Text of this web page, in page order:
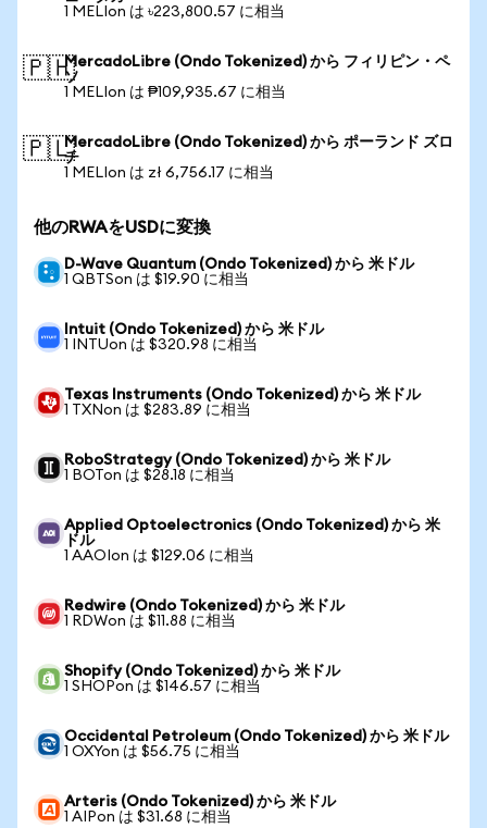
1 MELIon は ৳223,800.57 に相当
🇵🇭MercadoLibre (Ondo Tokenized) から フィリピン・ペ
ソ
1 MELIon は ₱109,935.67 に相当
🇵🇱MercadoLibre (Ondo Tokenized) から ポーランド ズロ
チ
1 MELIon は zł 6,756.17 に相当
他のRWAをUSDに変換
D-Wave Quantum (Ondo Tokenized) から 米ドル
1 QBTSon は $19.90 に相当
Intuit (Ondo Tokenized) から 米ドル
1 INTUon は $320.98 に相当
Texas Instruments (Ondo Tokenized) から 米ドル
1 TXNon は $283.89 に相当
RoboStrategy (Ondo Tokenized) から 米ドル
1 BOTon は $28.18 に相当
Applied Optoelectronics (Ondo Tokenized) から 米
ドル
1 AAOIon は $129.06 に相当
Redwire (Ondo Tokenized) から 米ドル
1 RDWon は $11.88 に相当
Shopify (Ondo Tokenized) から 米ドル
1 SHOPon は $146.57 に相当
Occidental Petroleum (Ondo Tokenized) から 米ドル
1 OXYon は $56.75 に相当
Arteris (Ondo Tokenized) から 米ドル
1 AIPon は $31.68 に相当